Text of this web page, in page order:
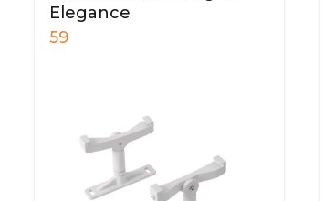
Elegance
59